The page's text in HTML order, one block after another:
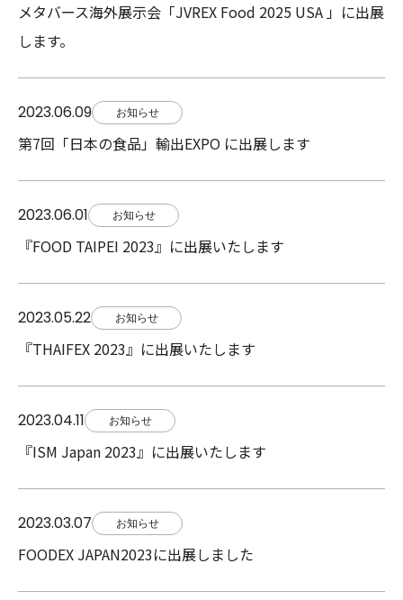
メタバース海外展示会「JVREX Food 2025 USA 」に出展
します。
2023.06.09 お知らせ
第7回「日本の食品」輸出EXPO に出展します
2023.06.01 お知らせ
『FOOD TAIPEI 2023』に出展いたします
2023.05.22 お知らせ
『THAIFEX 2023』に出展いたします
2023.04.11 お知らせ
『ISM Japan 2023』に出展いたします
2023.03.07 お知らせ
FOODEX JAPAN2023に出展しました